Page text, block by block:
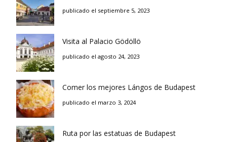
publicado el septiembre 5, 2023
Visita al Palacio Gödöllö
publicado el agosto 24, 2023
Comer los mejores Lángos de Budapest
publicado el marzo 3, 2024
Ruta por las estatuas de Budapest